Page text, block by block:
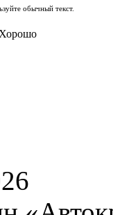
обычный текст.
Хорошо